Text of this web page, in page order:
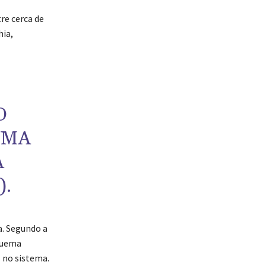
cerca de
.
Segundo a
sistema.